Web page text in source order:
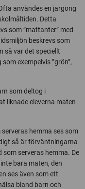
användes en jargong
Detta
som ”mattanter” med
beskrevs som
så var det speciellt
exempelvis ”grön”,
som deltog i
liknade eleverna maten
hemma ses som
så är förväntningarna
serveras hemma. De
bara maten, den
ses även som ett
bland barn och